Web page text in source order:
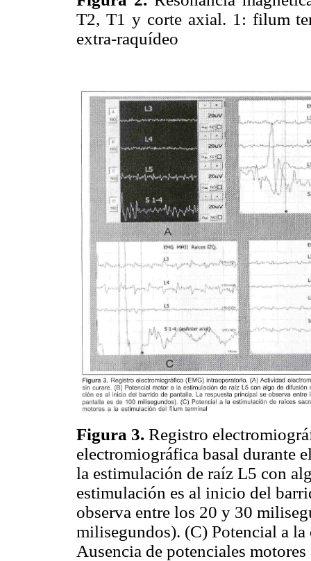
T2, T1 y corte axial. 1: filum
extra-raquídeo
Figura 3. Registro
electromiográfica basal durante
la estimulación de raíz L5 con
estimulación es al inicio del
observa entre los 20 y 30
milisegundos). (C) Potencial a la
Ausencia de potenciales